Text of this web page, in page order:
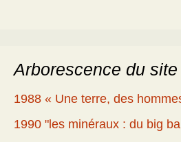
Arborescence du site
1988 « Une terre, des
1990 "les minéraux : du big